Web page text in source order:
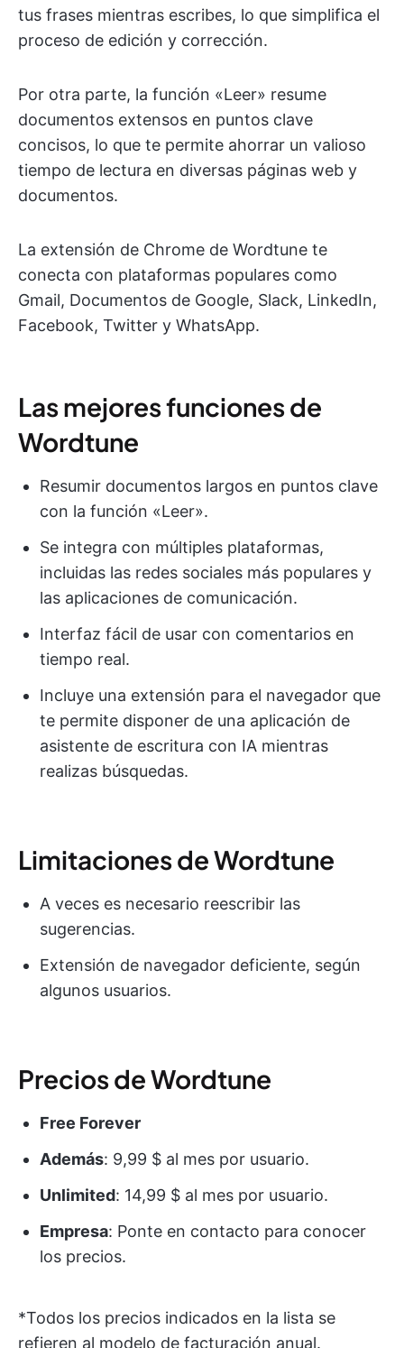
tus frases mientras escribes, lo que simplifica el
proceso de edición y corrección.
Por otra parte, la función «Leer» resume
documentos extensos en puntos clave
concisos, lo que te permite ahorrar un valioso
tiempo de lectura en diversas páginas web y
documentos.
La extensión de Chrome de Wordtune te
conecta con plataformas populares como
Gmail, Documentos de Google, Slack, LinkedIn,
Facebook, Twitter y WhatsApp.
Las mejores funciones de
Wordtune
Resumir documentos largos en puntos clave
con la función «Leer».
Se integra con múltiples plataformas,
incluidas las redes sociales más populares y
las aplicaciones de comunicación.
Interfaz fácil de usar con comentarios en
tiempo real.
Incluye una extensión para el navegador que
te permite disponer de una aplicación de
asistente de escritura con IA mientras
realizas búsquedas.
Limitaciones de Wordtune
A veces es necesario reescribir las
sugerencias.
Extensión de navegador deficiente, según
algunos usuarios.
Precios de Wordtune
Free Forever
Además: 9,99 $ al mes por usuario.
Unlimited: 14,99 $ al mes por usuario.
Empresa: Ponte en contacto para conocer
los precios.
*Todos los precios indicados en la lista se
refieren al modelo de facturación anual.